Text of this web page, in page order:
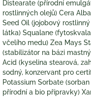
Distearate (přírodní
rostlinných olejů) Cera
Seed Oil (jojobový
látka) Squalane
včelího medu) Zea Mays
(stabilizátor na bázi
Acid (kyselina stearová,
sodný, konzervant pro
Potassium Sorbate
přírodní a bio přípravky)